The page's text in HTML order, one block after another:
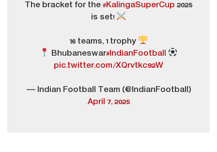
The bracket for the #KalingaSuperCup 2025
is set!
16 teams, 1 trophy
Bhubaneswar#IndianFootball
pic.twitter.com/XQrvtkc92W
— Indian Football Team (@IndianFootball)
April 7, 2025